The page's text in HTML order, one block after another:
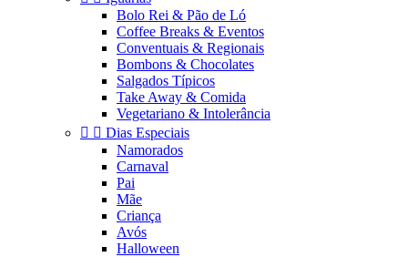
Bolo Rei & Pão de Ló
Coffee Breaks & Eventos
Conventuais & Regionais
Bombons & Chocolates
Salgados Típicos
Take Away & Comida
Vegetariano & Intolerância
  Dias Especiais
Namorados
Carnaval
Pai
Mãe
Criança
Avós
Halloween